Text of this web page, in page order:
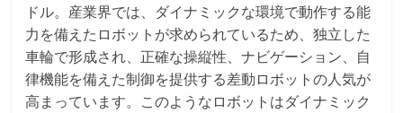
ドル。産業界では、ダイナミックな環境で動作する能
力を備えたロボットが求められているため、独立した
車輪で形成され、正確な操縦性、ナビゲーション、自
律機能を備えた制御を提供する差動ロボットの人気が
高まっています。このようなロボットはダイナミック